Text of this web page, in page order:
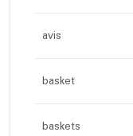
avis
basket
baskets